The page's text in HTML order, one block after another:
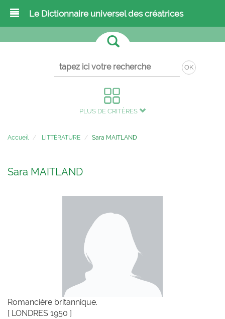
Le Dictionnaire universel des créatrices
OK
PLUS DE CRITÈRES
Accueil LITTÉRATURE Sara MAITLAND
Sara MAITLAND
Romancière britannique.
[ LONDRES 1950 ]